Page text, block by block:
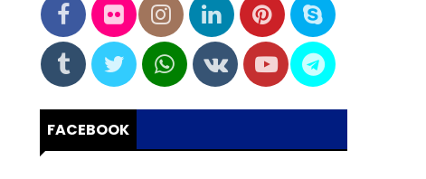
FACEBOOK